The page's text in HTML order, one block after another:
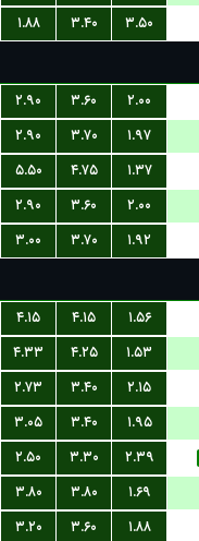
۳.۵۰ ۳.۴۰
۱.۸۸
۲.۰۰ ۳.۶۰
۲.۹۰
۱.۹۷ ۳.۷۰
۲.۹۰
۱.۳۷ ۴.۷۵
۵.۵۰
۲.۰۰ ۳.۶۰
۲.۹۰
۱.۹۲ ۳.۷۰
۳.۰۰
۱.۵۶ ۴.۱۵
۴.۱۵
۱.۵۳ ۴.۲۵
۴.۳۳
۲.۱۵ ۳.۴۰
۲.۷۳
۱.۹۵ ۳.۴۰
۳.۰۵
۲.۳۹ ۳.۳۰
۲.۵۰
۱.۶۹ ۳.۸۰
۳.۸۰
۱.۸۸ ۳.۶۰
۳.۲۰